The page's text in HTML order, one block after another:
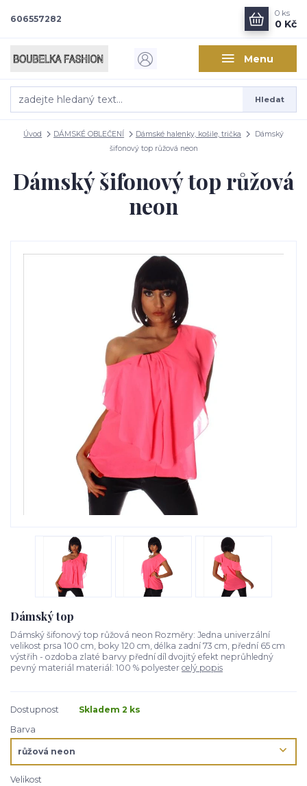
Menu
Hledat
606557282
0 ks
0 Kč
Úvod DÁMSKÉ OBLEČENÍ Dámské halenky, košile, trička
Dámský
šifonový top růžová neon
Dámský šifonový top růžová
neon
Dámský top
Dámský šifonový top růžová neon Rozměry: Jedna univerzální
velikost prsa 100 cm, boky 120 cm, délka zadní 73 cm, přední 65 cm
výstřih - ozdoba zlaté barvy přední díl dvojitý efekt neprůhledný
pevný materiál materiál: 100 % polyester celý popis
Dostupnost
Skladem 2 ks
Barva
Velikost